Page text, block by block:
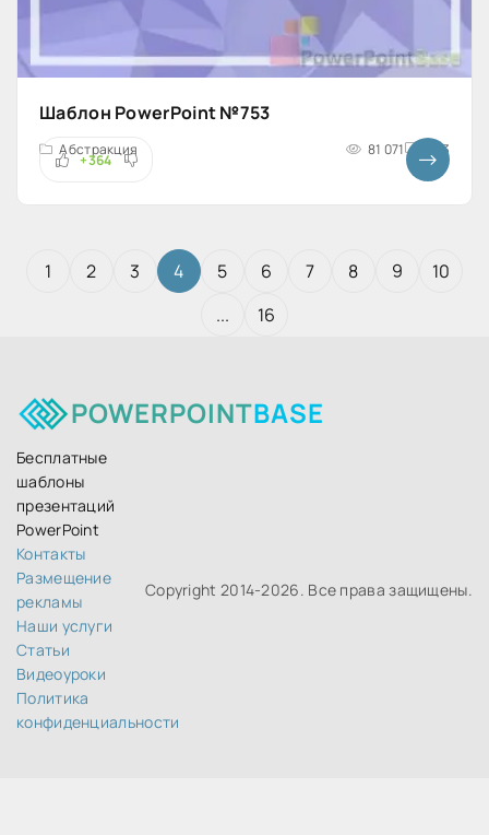
Шаблон PowerPoint №753
Абстракция 81 071 4x3
+364
1 2 3 4 5 6 7 8 9
10
...
16
POWERPOINTBASE
Бесплатные
шаблоны
презентаций
PowerPoint
Контакты
Размещение
рекламы
Наши услуги
Статьи
Видеоуроки
Политика
конфиденциальности
Copyright 2014-2026. Все права защищены.